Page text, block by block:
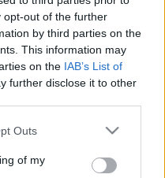
opt-out of the further
by third parties on the
This information may
on the IAB’s List of
further disclose it to other
one or more Google
You may click to
Outs
of my
Hiába, nem
informatikai
a Google
megnyugtatok, a